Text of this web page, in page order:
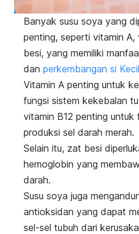
Banyak susu soya yang
penting, seperti vitamin
besi, yang memiliki
dan perkembangan si Kecil
Vitamin A penting untuk
fungsi sistem kekebalan
vitamin B12 penting untuk
produksi sel darah merah.
Selain itu, zat besi
hemoglobin yang
darah.
Susu soya juga
antioksidan yang dapat
sel-sel tubuh dari